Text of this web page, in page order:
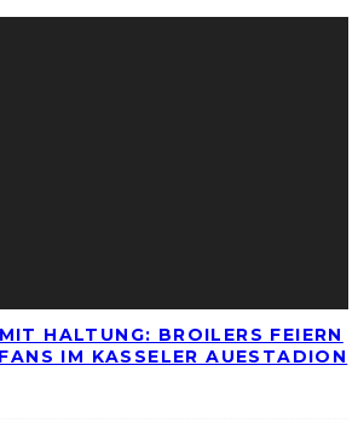
HALTUNG: BROILERS FEIERN
IM KASSELER AUESTADION